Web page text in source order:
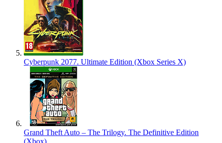
Cyberpunk 2077. Ultimate Edition (Xbox Series X)
Grand Theft Auto – The Trilogy. The Definitive Edition
(Xbox)